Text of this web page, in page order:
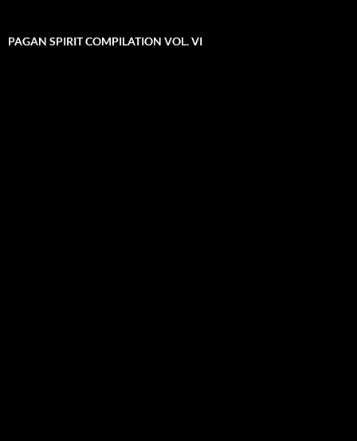
PAGAN SPIRIT COMPILATION VOL. VI